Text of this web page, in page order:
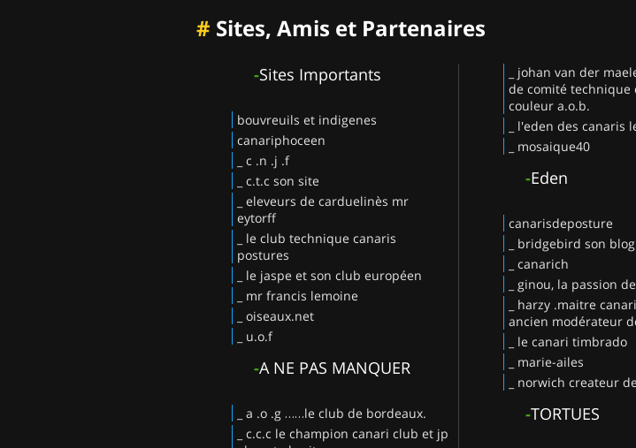
# Sites, Amis et Partenaires
-Sites Importants
bouvreuils et indigenes
canariphoceen
_ c .n .j .f
_ c.t.c son site
_ eleveurs de carduelinès mr
eytorff
_ le club technique canaris
postures
_ le jaspe et son club européen
_ mr francis lemoine
_ oiseaux.net
_ u.o.f
-A NE PAS MANQUER
_ a .o .g ……le club de bordeaux.
_ c.c.c le champion canari club et jp
_ johan van der
de comité technique
couleur a.o.b.
_ l'eden des canaris
_ mosaique40
-Eden
canarisdeposture
_ bridgebird son blog
_ canarich
_ ginou, la passion
_ harzy .maitre
ancien modérateur
_ le canari timbrado
_ marie-ailes
_ norwich createur
-TORTUES